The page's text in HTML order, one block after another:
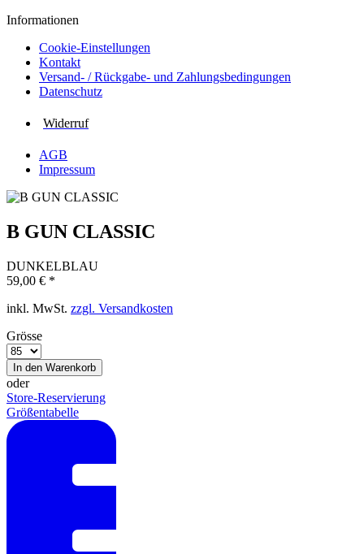
Informationen
Cookie-Einstellungen
Kontakt
Versand- / Rückgabe- und Zahlungs­bedingungen
Datenschutz
Widerruf
AGB
Impressum
B GUN CLASSIC
DUNKELBLAU
59,00 € *
inkl. MwSt. zzgl. Versandkosten
Grösse
In den Warenkorb
oder
Store-Reservierung
Größentabelle